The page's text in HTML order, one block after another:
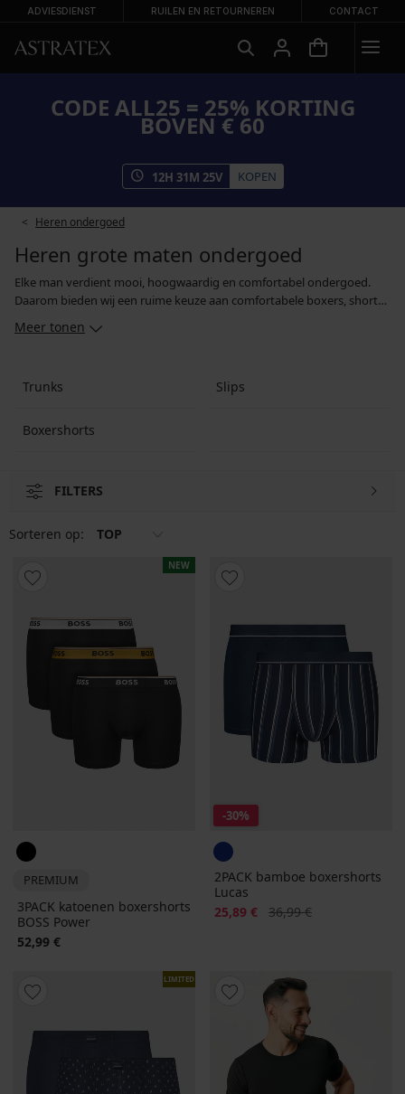
ADVIESDIENST RUILEN EN RETOURNEREN CONTACT
CODE ALL25 = 25% KORTING
BOVEN € 60
12H 31M 25V KOPEN
Heren ondergoed
Heren grote maten ondergoed
Elke man verdient mooi, hoogwaardig en comfortabel ondergoed.
Daarom bieden wij een ruime keuze aan comfortabele boxers, shorts
merkboxers in sportieve snits en basic slips in basiskleuren. En als je
Meer tonen
Trunks Slips
Boxershorts
FILTERS
Sorteren op: TOP
NEW
PREMIUM
3PACK katoenen boxershorts
BOSS Power
52,99 €
-30%
2PACK bamboe boxershorts
Lucas
Korting
25,89 € Oorspronkelijke prijs
36,99 €
LIMITED